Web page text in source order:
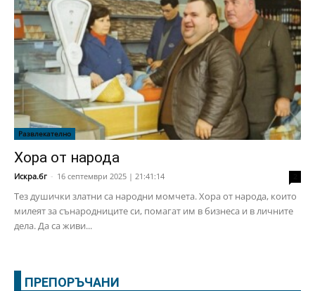
Развлекателно
Хора от народа
Искра.бг - 16 септември 2025 | 21:41:14
Тез душички златни са народни момчета. Хора от народа, които
милеят за сънародниците си, помагат им в бизнеса и в личните
дела. Да са живи...
ПРЕПОРЪЧАНИ